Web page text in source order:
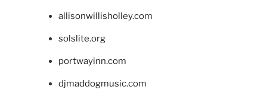
allisonwillisholley.com
solslite.org
portwayinn.com
djmaddogmusic.com